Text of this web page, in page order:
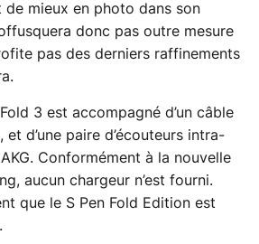
de mieux en photo dans son
donc pas outre mesure
pas des derniers raffinements
3 est accompagné d’un câble
et d’une paire d’écouteurs intra-
Conformément à la nouvelle
aucun chargeur n’est fourni.
que le S Pen Fold Edition est